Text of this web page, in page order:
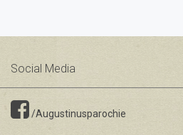
Social Media
/Augustinusparochie